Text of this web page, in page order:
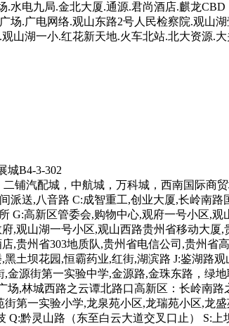
水电九局.金北大厦.通源.君尚酒店.麒龙
场.广电网络.观山东路2号人民检察院.观
山湖一小.红花新天地.火车北站.北大资源.
城B4-3-302
铺汽配城，中航城，万科城，西南国际商
派送,八音路 C:成智重工,创业大厦,长岭南
G:高新区管委会,购物中心,观府一号小区,
,观山湖一号小区,观山西路贵州省移动大
,贵州省303地质队,贵州省电信公司,贵州
土坝花园,恒霸药业,红街,湖滨路 J:鉴湖路
金源街第一实验中学,金源路,金珠东路，
,林城西路之云谭北路口高新区：长岭南
第一实验小学,龙泉苑小区,龙瑞苑小区,龙
Q:黔灵山路（东至白云大道交叉口止） S: